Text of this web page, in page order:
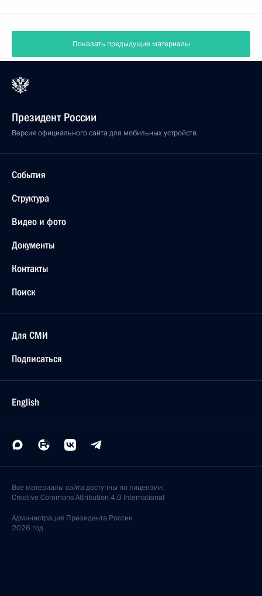
Показать предыдущие материалы
Президент России
Версия официального сайта для мобильных устройств
События
Структура
Видео и фото
Документы
Контакты
Поиск
Для СМИ
Подписаться
English
Все материалы сайта доступны по лицензии:
Creative Commons Attribution 4.0 International
Администрация Президента России
2026 год